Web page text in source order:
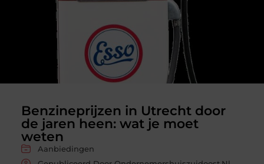
Benzineprijzen in Utrecht door
de jaren heen: wat je moet
weten
Aanbiedingen